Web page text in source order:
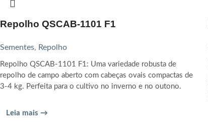
Repolho QSCAB-1101 F1
Sementes, Repolho
Repolho QSCAB-1101 F1: Uma variedade robusta de
repolho de campo aberto com cabeças ovais compactas de
3-4 kg. Perfeita para o cultivo no inverno e no outono.
Leia mais →